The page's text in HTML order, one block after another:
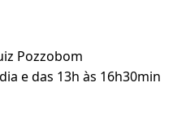
Pozzobom
e das 13h às 16h30min